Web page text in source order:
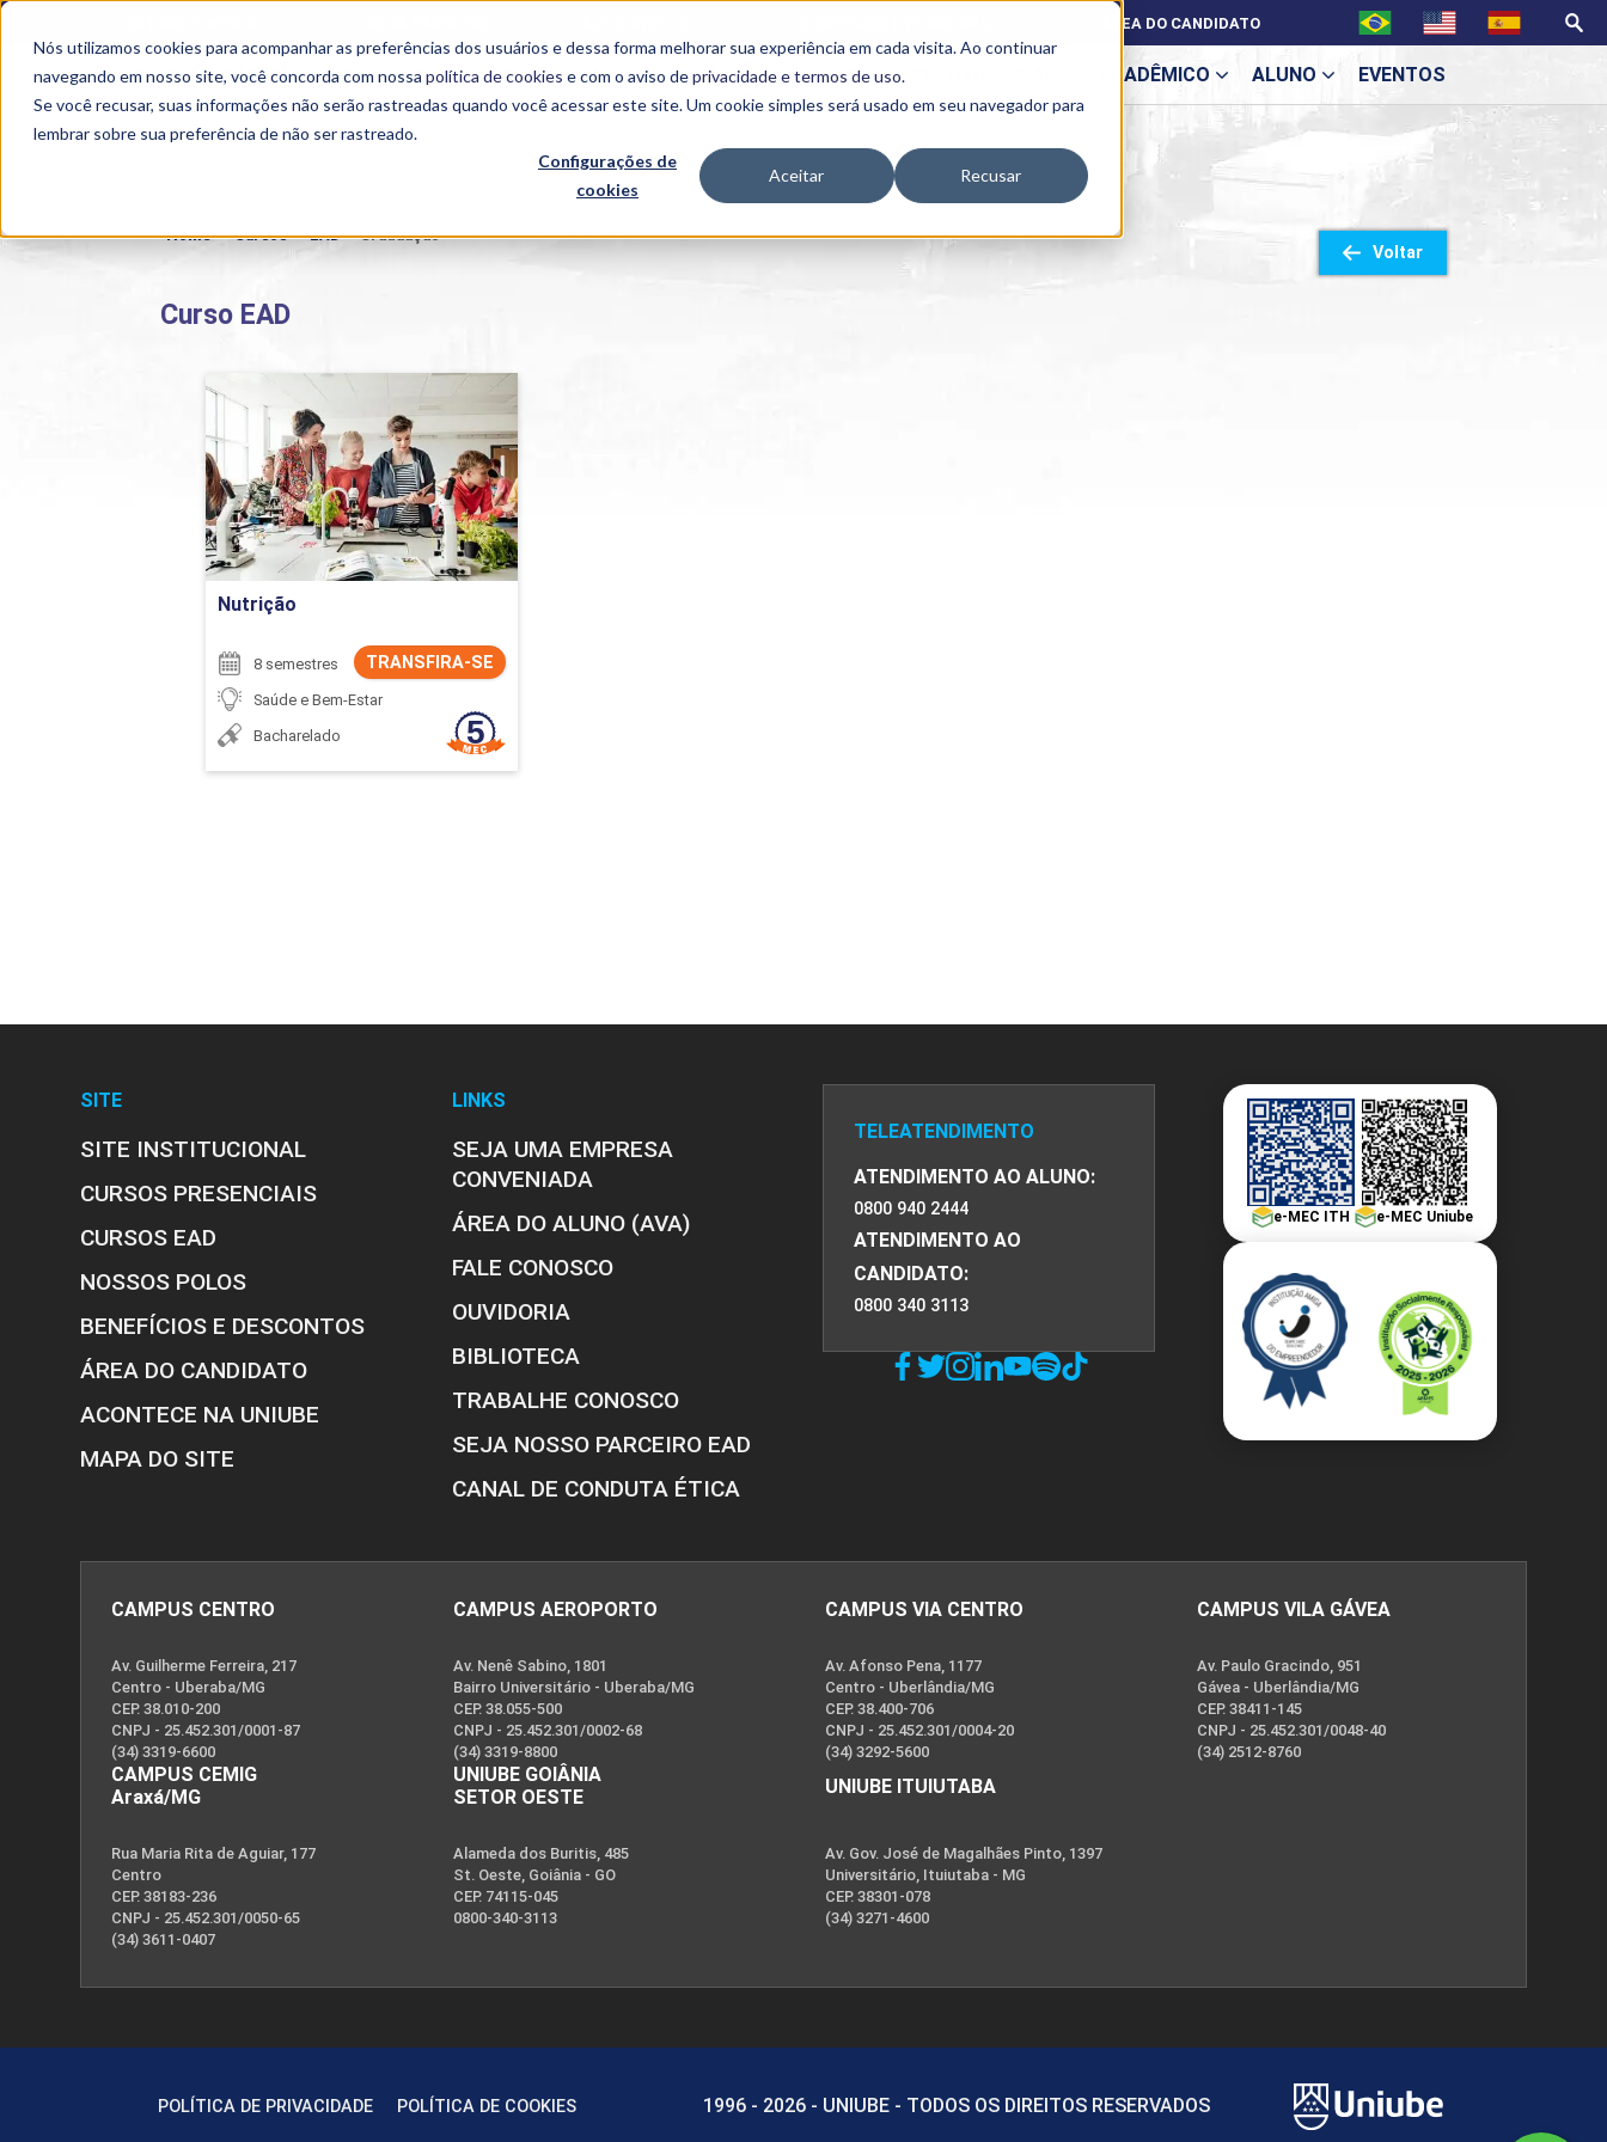
Nós utilizamos cookies para acompanhar as preferências dos usuários e dessa forma melhorar sua experiência em cada visita. Ao continuar
navegando em nosso site, você concorda com nossa política de cookies e com o aviso deprivacidade e termos de uso.
Se você recusar, suas informações não serão rastreadas quando você acessar este site. Um cookie simples será usado em seu navegador para
lembrar sobre sua preferência de não ser rastreado.
Configurações de
cookies
Aceitar Recusar
SEMIPRESENCIAL PRESENCIAL EAD BENEFÍCIOS ACADÊMICO
Acadêmicos
MPHU
ALUNO EVENTOS
ÁREA DO CANDIDATO
Home > Cursos > EAD >Graduação
Voltar
Curso EAD
Nutrição
TRANSFIRA-SE
8 semestres
Saúde e Bem-Estar
Bacharelado
Nutrição
Detalhes do curso
Ir para Inscrição
SITE
SITE INSTITUCIONAL
CURSOS PRESENCIAIS
CURSOS EAD
NOSSOS POLOS
BENEFÍCIOS E DESCONTOS
ÁREA DO CANDIDATO
ACONTECE NA UNIUBE
MAPA DO SITE
LINKS
SEJA UMA EMPRESA
CONVENIADA
ÁREA DO ALUNO (AVA)
FALE CONOSCO
OUVIDORIA
BIBLIOTECA
TRABALHE CONOSCO
SEJA NOSSO PARCEIRO EAD
CANAL DE CONDUTA ÉTICA
TELEATENDIMENTO
ATENDIMENTO AO ALUNO:
0800 940 2444
ATENDIMENTO AO
CANDIDATO:
0800 340 3113
e-MEC ITH e-MEC Uniube
CAMPUS CENTRO
Av. Guilherme Ferreira, 217
Centro - Uberaba/MG
CEP. 38.010-200
CNPJ - 25.452.301/0001-87
(34) 3319-6600
CAMPUS CEMIG
Araxá/MG
Rua Maria Rita de Aguiar, 177
Centro
CEP. 38183-236
CNPJ - 25.452.301/0050-65
(34) 3611-0407
CAMPUS AEROPORTO
Av. Nenê Sabino, 1801
Bairro Universitário - Uberaba/MG
CEP. 38.055-500
CNPJ - 25.452.301/0002-68
(34) 3319-8800
UNIUBE GOIÂNIA
SETOR OESTE
Alameda dos Buritis, 485
St. Oeste, Goiânia - GO
CEP. 74115-045
0800-340-3113
CAMPUS VIA CENTRO
Av. Afonso Pena, 1177
Centro - Uberlândia/MG
CEP. 38.400-706
CNPJ - 25.452.301/0004-20
(34) 3292-5600
UNIUBE ITUIUTABA
Av. Gov. José de Magalhães Pinto, 1397
Universitário, Ituiutaba - MG
CEP. 38301-078
(34) 3271-4600
CAMPUS VILA GÁVEA
Av. Paulo Gracindo, 951
Gávea - Uberlândia/MG
CEP. 38411-145
CNPJ - 25.452.301/0048-40
(34) 2512-8760
POLÍTICA DE PRIVACIDADE POLÍTICA DE COOKIES 1996 - 2026 - UNIUBE - TODOS OS DIREITOS RESERVADOS